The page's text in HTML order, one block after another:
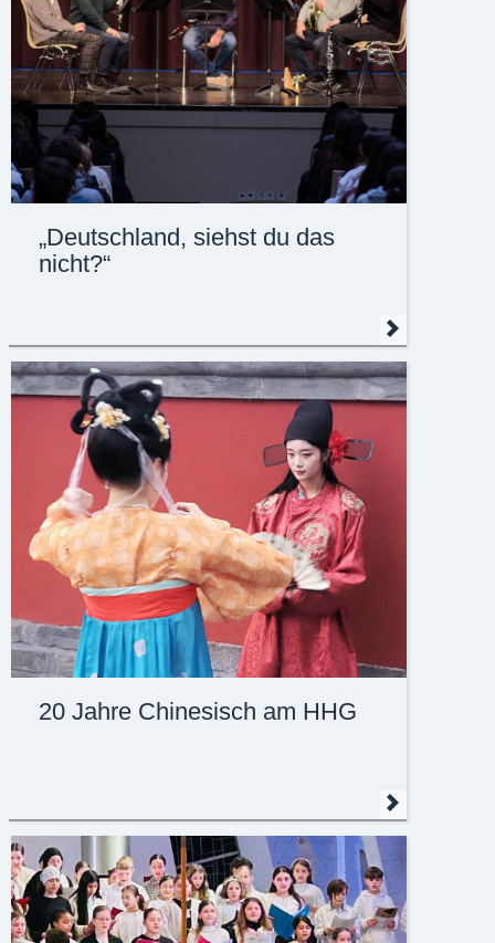
„Deutschland, siehst du das
nicht?“
20 Jahre Chinesisch am HHG